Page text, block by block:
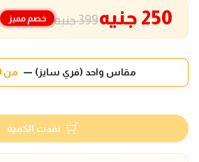
399 جنيه 250 جنيه خصم مميز
مقاس واحد (فري سايز) — من 50 لـ 90 كيلو
نفدت الكمية